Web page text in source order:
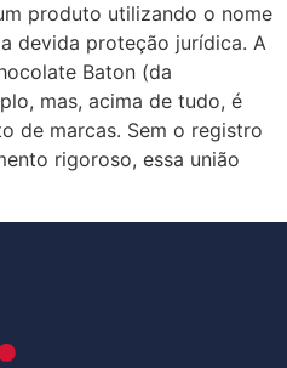
produto utilizando o nome
devida proteção jurídica. A
Baton (da
mas, acima de tudo, é
de marcas. Sem o registro
rigoroso, essa união